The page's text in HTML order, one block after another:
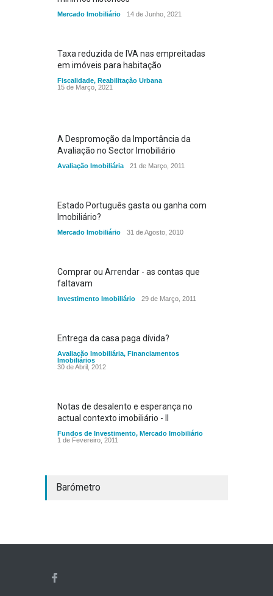
Mercado Imobiliário 14 de Junho, 2021
Taxa reduzida de IVA nas empreitadas
em imóveis para habitação
Fiscalidade, Reabilitação Urbana
15 de Março, 2021
A Despromoção da Importância da
Avaliação no Sector Imobiliário
Avaliação Imobiliária 21 de Março, 2011
Estado Português gasta ou ganha com
Imobiliário?
Mercado Imobiliário 31 de Agosto, 2010
Comprar ou Arrendar - as contas que
faltavam
Investimento Imobiliário 29 de Março, 2011
Entrega da casa paga dívida?
Avaliação Imobiliária, Financiamentos
Imobiliários
30 de Abril, 2012
Notas de desalento e esperança no
actual contexto imobiliário - II
Fundos de Investimento, Mercado Imobiliário
1 de Fevereiro, 2011
Barómetro